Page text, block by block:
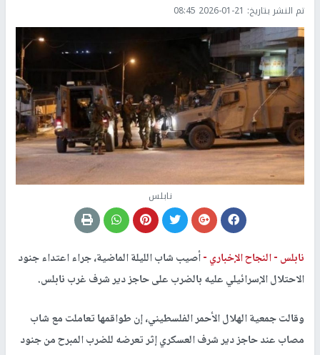
تم النشر بتاريخ: 2026-01-21 08:45
نابلس
نابلس -النجاح الإخباري -أصيب شاب الليلة الماضية، جراء اعتداء جنود
الاحتلال الإسرائيلي عليه بالضرب على حاجز دير شرف غرب نابلس.
وقالت جمعية الهلال الأحمر الفلسطيني، إن طواقمها تعاملت مع شاب
مصاب عند حاجز دير شرف العسكري إثر تعرضه للضرب المبرح من جنود